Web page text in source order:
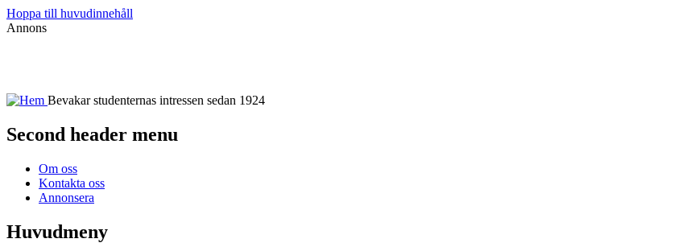
Hoppa till huvudinnehåll
Annons
Bevakar studenternas intressen sedan 1924
Second header menu
Om oss
Kontakta oss
Annonsera
Huvudmeny